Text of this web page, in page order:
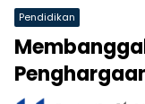
Pendidikan